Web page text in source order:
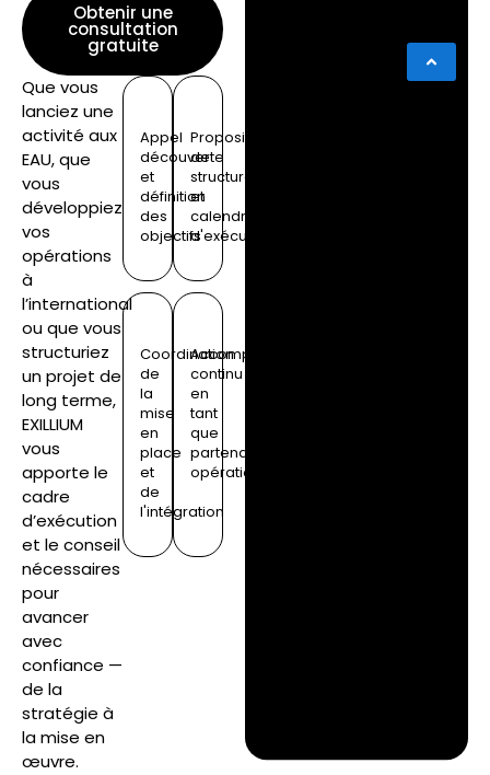
Obtenir une
consultation
gratuite
Que vous
lanciez une
activité aux
EAU, que
vous
développiez
vos
opérations
à
l’international
ou que vous
structuriez
un projet de
long terme,
EXILLIUM
vous
apporte le
cadre
d’exécution
et le conseil
nécessaires
pour
avancer
avec
confiance —
de la
stratégie à
la mise en
œuvre.
Appel
découverte
et
définition
des
objectifs
Proposition
de
structure
et
calendrier
d'exécution
Coordination
de
la
mise
en
place
et
de
l'intégration
Accompagnement
continu
en
tant
que
partenaire
opérationnel